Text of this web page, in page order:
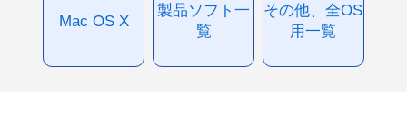
Mac OS X
製品ソフト一
覧
その他、全OS
用一覧